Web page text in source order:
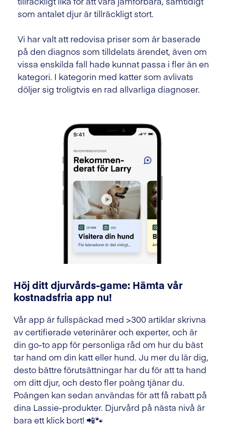
som antalet djur är tillräckligt stort.
Vi har valt att redovisa priser som är baserade
på den diagnos som tilldelats ärendet, även om
vissa enskilda fall hade kunnat passa i fler än en
kategori. I kategorin med katter som avlivats
döljer sig troligtvis en rad allvarliga diagnoser.
Höj ditt djurvårds-game: Hämta vår
kostnadsfria app nu!
Vår app är fullspäckad med >300 artiklar skrivna
av certifierade veterinärer och experter, och är
din go-to app för personliga råd om hur du bäst
tar hand om din katt eller hund. Ju mer du lär dig,
desto bättre förutsättningar har du för att ta hand
om ditt djur, och desto fler poäng tjänar du.
Poängen kan sedan användas för att få rabatt på
dina Lassie-produkter. Djurvård på nästa nivå är
bara ett klick bort! 📲🐾